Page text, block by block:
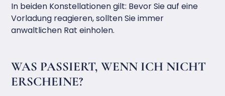
In beiden Konstellationen gilt: Bevor Sie auf eine
Vorladung reagieren, sollten Sie immer
anwaltlichen Rat einholen.
WAS PASSIERT, WENN ICH NICHT
ERSCHEINE?